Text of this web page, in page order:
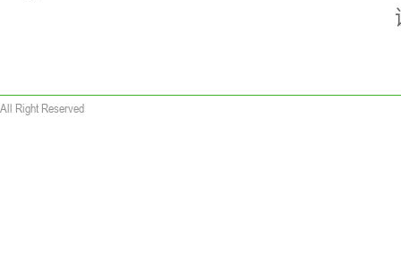
All Right Reserved